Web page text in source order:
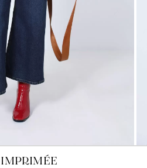
Blazers, Vestes
Blazers, Vestes
Manteaux
Accessoires
femmes